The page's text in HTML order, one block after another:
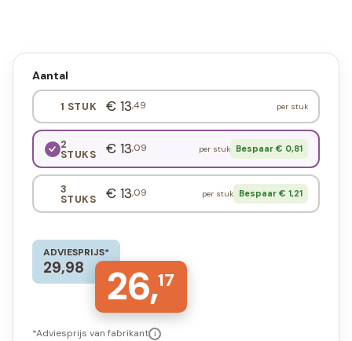
Aantal
1 STUK € 13,49 per stuk
2
STUKS € 13,09 per stuk Bespaar € 0,81
3
STUKS € 13,09 per stuk Bespaar € 1,21
ADVIESPRIJS*
29,98 26,17
*Adviesprijs van fabrikant i